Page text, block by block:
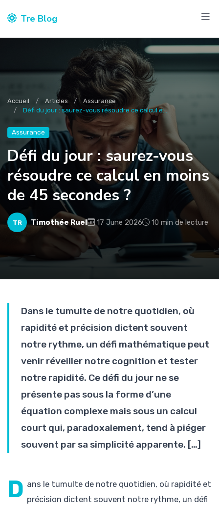
Tre Blog
Accueil Articles
Assurance
Défi du jour : saurez-vous résoudre ce calcul e...
Assurance
Défi du jour : saurez-vous
résoudre ce calcul en moins
de 45 secondes ?
TR Timothée Ruel 17 June 2026 10 min de lecture
Dans le tumulte de notre quotidien, où
rapidité et précision dictent souvent
notre rythme, un défi mathématique peut
venir réveiller notre cognition et tester
notre rapidité. Ce défi du jour ne se
présente pas sous la forme d’une
équation complexe mais sous un calcul
court qui, paradoxalement, tend à piéger
souvent par sa simplicité apparente. […]
D ans le tumulte de notre quotidien, où rapidité et
précision dictent souvent notre rythme, un défi